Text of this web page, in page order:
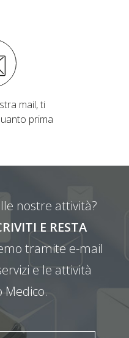
mail, ti
prima
nostre attività?
E RESTA
tramite e-mail
e le attività